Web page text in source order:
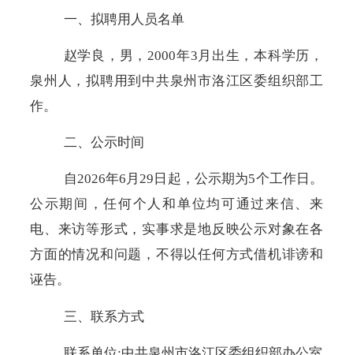
一、拟聘用人员名单
赵学良 ， 男 ，2000年3 月出生，本科学历，
泉州人，拟聘用到 中共泉州市洛江区委组织部工
作。
二、 公示时间
自2026年6月29 日 起 ，公示期为5个工作日。
公示期间，任何个人和单位均可通过来信、来
电、来访等形式，实事求是地反映公示对象在各
方面的情况和问题 ，不得以任何方式借机诽谤和
诬告。
三、联系方式